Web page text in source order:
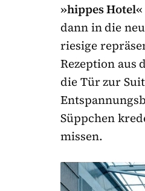
»hippes Hotel«
dann in die
riesige
Rezeption aus
die Tür zur
Süppchen
missen.